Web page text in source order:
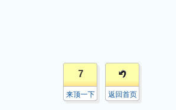
7
来顶一下 返回首页